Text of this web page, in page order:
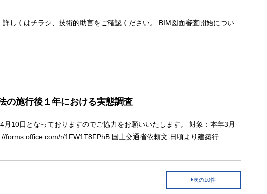
しくはチラシ、技術的助言をご確認ください。 BIM図面審査開始につい
の施行後１年における実態調査
10日となっておりますのでご協力をお願いいたします。 対象：本年3月
forms.office.com/r/1FW1T8FPhB 国土交通省依頼文 日頃より建築行
次の10件